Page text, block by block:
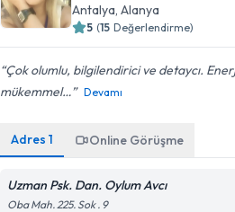
Antalya, Alanya
5 (15 Değerlendirme)
Çok olumlu, bilgilendirici ve detaycı.
mükemmel…
Devamı
Adres1 Online Görüşme
Uzman Psk. Dan. Oylum Avcı
Oba Mah. 225. Sok . 9